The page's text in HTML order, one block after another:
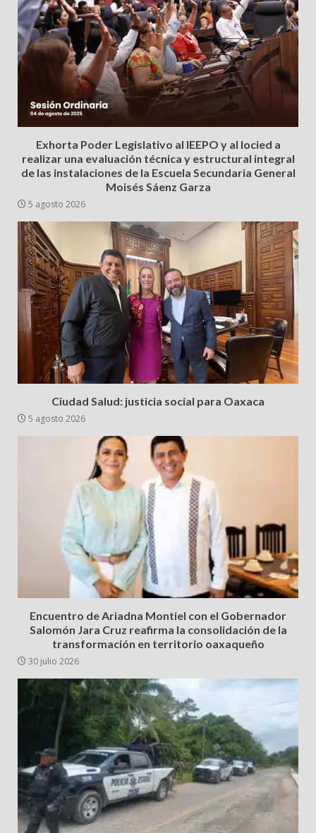
Exhorta Poder Legislativo al IEEPO y al Iocied a
realizar una evaluación técnica y estructural integral
de las instalaciones de la Escuela Secundaria General
Moisés Sáenz Garza
5 agosto 2026
Ciudad Salud: justicia social para Oaxaca
5 agosto 2026
Encuentro de Ariadna Montiel con el Gobernador
Salomón Jara Cruz reafirma la consolidación de la
transformación en territorio oaxaqueño
30 julio 2026